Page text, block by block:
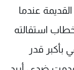
عندما
استقالته
قدر